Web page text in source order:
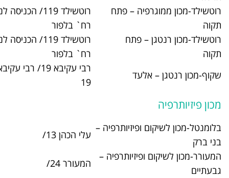
– פתח
רוטשילד 119/ הכניסה לנכים דרך
03-9395340
פתח
רוטשילד 119/ הכניסה לנכים דרך
03-9395340
רבי עקיבא 19/ רבי עקיבא
19
03-9099050
–
עלי הכהן 13/
03-5779680
–
המעורר 24/
03-6790207